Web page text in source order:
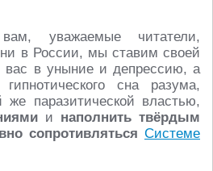
вам, уважаемые читатели,
в России, мы ставим своей
вас в уныние и депрессию, а
сна разума,
же паразитической властью,
и наполнить твёрдым
сопротивляться Системе